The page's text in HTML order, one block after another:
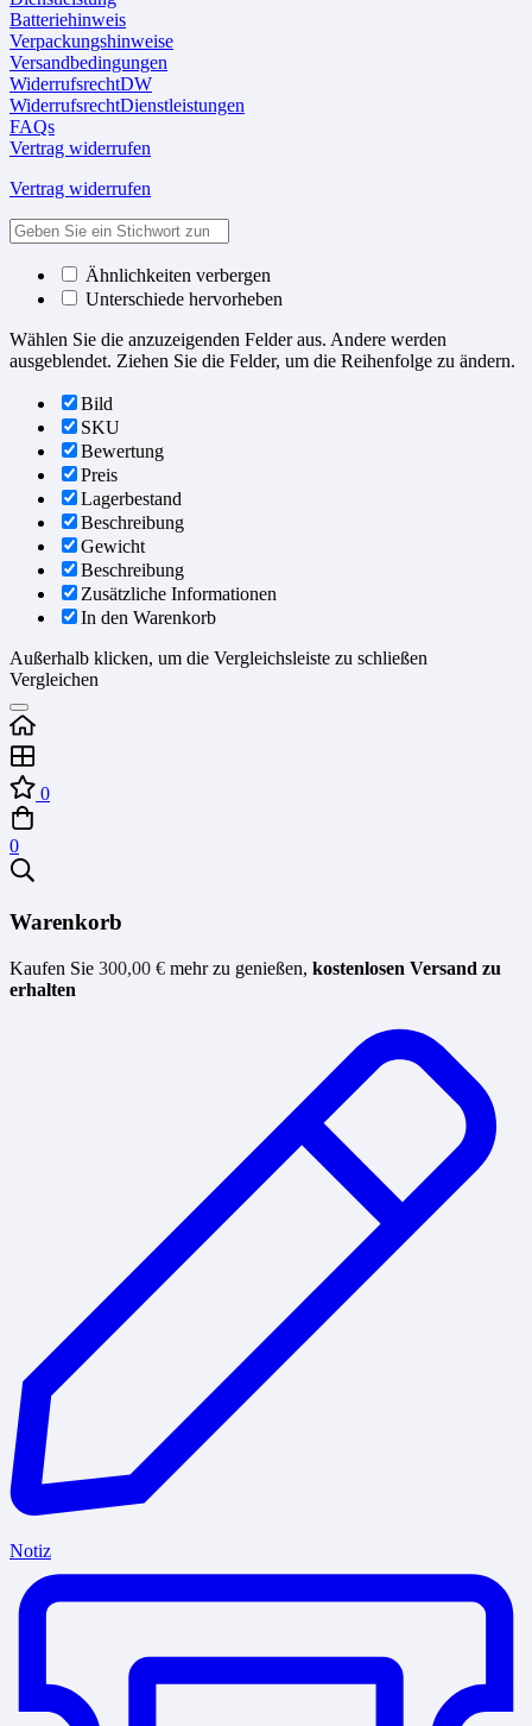
Batteriehinweis
Verpackungshinweise
Versandbedingungen
WiderrufsrechtDW
WiderrufsrechtDienstleistungen
FAQs
Vertrag widerrufen
Vertrag widerrufen
Ähnlichkeiten verbergen
Unterschiede hervorheben
Wählen Sie die anzuzeigenden Felder aus. Andere werden
ausgeblendet. Ziehen Sie die Felder, um die Reihenfolge zu ändern.
Bild
SKU
Bewertung
Preis
Lagerbestand
Beschreibung
Gewicht
Beschreibung
Zusätzliche Informationen
In den Warenkorb
Außerhalb klicken, um die Vergleichsleiste zu schließen
Vergleichen
0
0
Warenkorb
Kaufen Sie 300,00 € mehr zu genießen, kostenlosen Versand zu
erhalten
Notiz